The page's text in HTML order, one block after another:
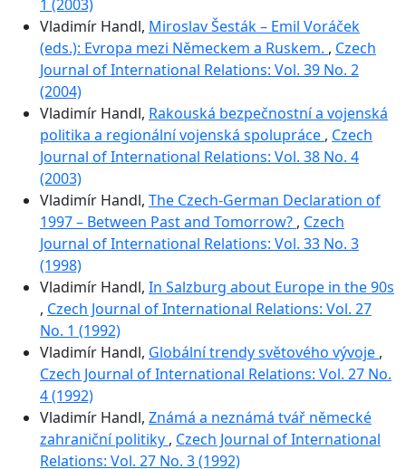
1 (2003)
Vladimír Handl, Miroslav Šesták – Emil Voráček
(eds.): Evropa mezi Německem a Ruskem. , Czech
Journal of International Relations: Vol. 39 No. 2
(2004)
Vladimír Handl, Rakouská bezpečnostní a vojenská
politika a regionální vojenská spolupráce , Czech
Journal of International Relations: Vol. 38 No. 4
(2003)
Vladimír Handl, The Czech-German Declaration of
1997 – Between Past and Tomorrow? , Czech
Journal of International Relations: Vol. 33 No. 3
(1998)
Vladimír Handl, In Salzburg about Europe in the 90s
, Czech Journal of International Relations: Vol. 27
No. 1 (1992)
Vladimír Handl, Globální trendy světového vývoje ,
Czech Journal of International Relations: Vol. 27 No.
4 (1992)
Vladimír Handl, Známá a neznámá tvář německé
zahraniční politiky , Czech Journal of International
Relations: Vol. 27 No. 3 (1992)